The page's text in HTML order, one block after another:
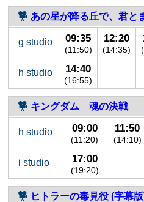
あの星が降る丘で、君と
g studio 09:35
(11:50)
12:20
(14:35)
h studio 14:40
(16:55)
キングダム 魂の決戦
h studio 09:00
(11:20)
11:50
(14:10)
i studio 17:00
(19:20)
ヒトラーの毒見役 (字幕